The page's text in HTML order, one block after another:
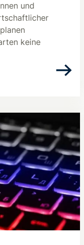
und
keine